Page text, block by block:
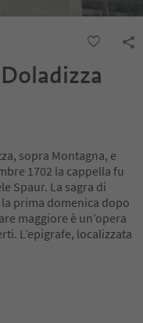
sopra Montagna, e
1702 la cappella fu
Spaur. La sagra di
prima domenica dopo
maggiore è un’opera
L’epigrafe, localizzata